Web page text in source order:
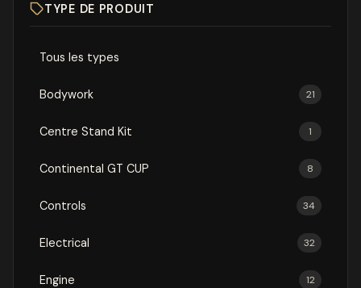
TYPE DE PRODUIT
Tous les types
Bodywork 21
Centre Stand Kit 1
Continental GT CUP 8
Controls 34
Electrical 32
Engine 12